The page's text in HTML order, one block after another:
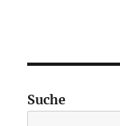
Suche